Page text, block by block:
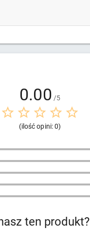
0.00 /5
(ilość opini: 0)
ten produkt?